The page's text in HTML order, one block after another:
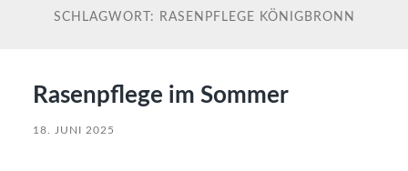
SCHLAGWORT: RASENPFLEGE KÖNIGBRONN
Rasenpflege im Sommer
18. JUNI 2025